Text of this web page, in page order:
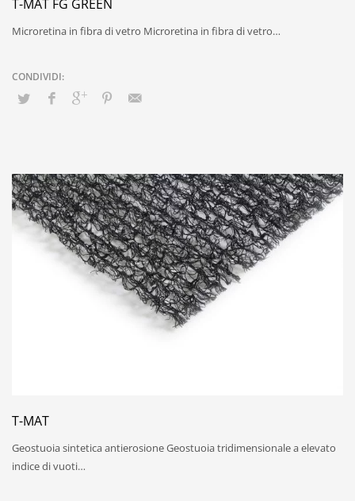
T-MAT FG GREEN
Microretina in fibra di vetro Microretina in fibra di vetro…
T-MAT
Geostuoia sintetica antierosione Geostuoia tridimensionale a elevato
indice di vuoti…